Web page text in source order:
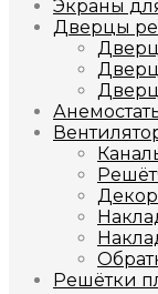
Экраны
Дверцы
Решётки